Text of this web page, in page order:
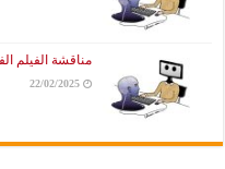
مناقشة الفيلم
22/02/2025